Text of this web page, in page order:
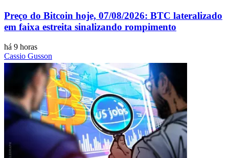
Preço do Bitcoin hoje, 07/08/2026: BTC lateralizado
em faixa estreita sinalizando rompimento
há 9 horas
Cassio Gusson